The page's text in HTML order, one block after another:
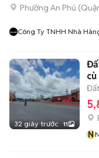
Phường An Phú
Công Ty TNHH Nhà
32 giây trước 11
N